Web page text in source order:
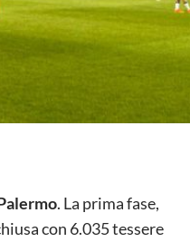
. La prima fase,
con 6.035 tessere